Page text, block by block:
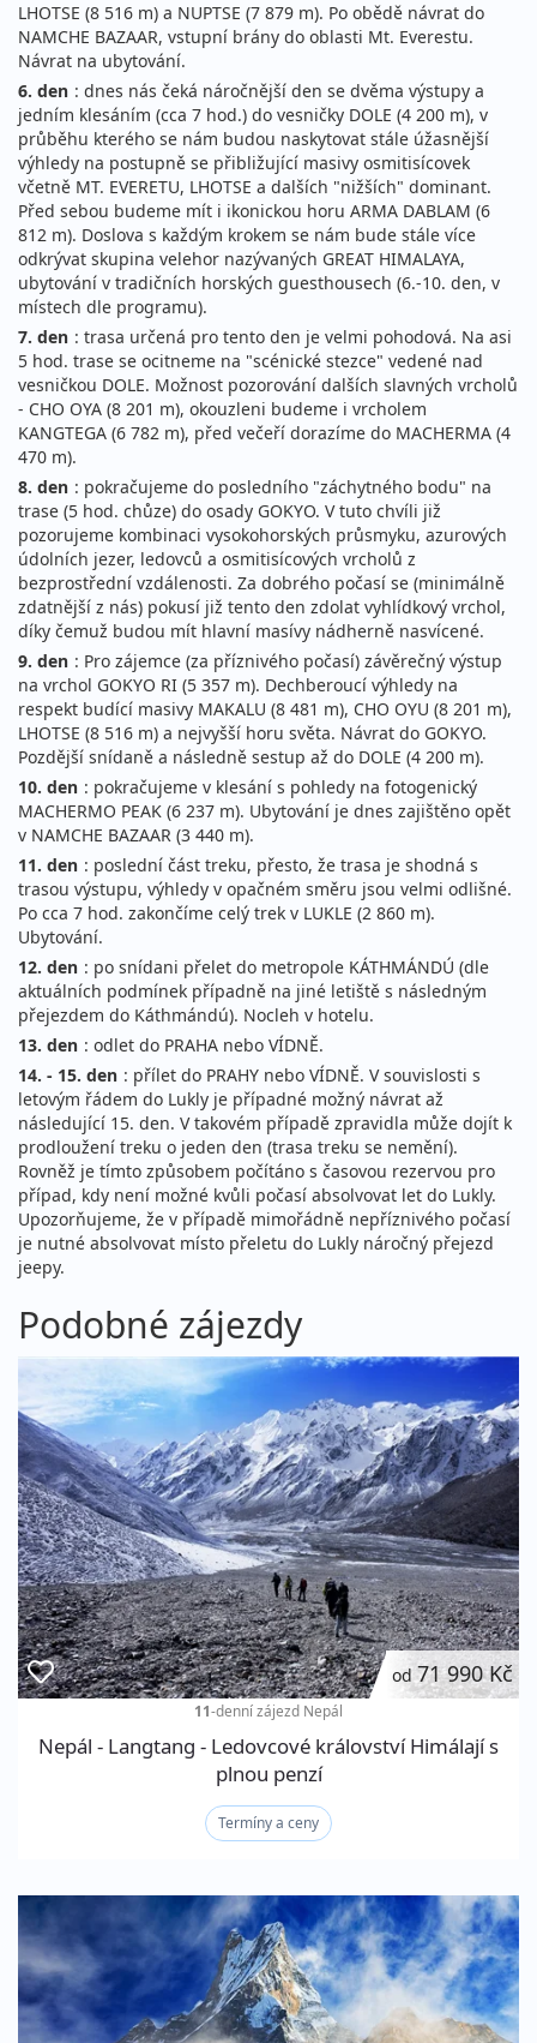
LHOTSE (8 516 m) a NUPTSE (7 879 m). Po obědě návrat do
NAMCHE BAZAAR, vstupní brány do oblasti Mt. Everestu.
Návrat na ubytování.
6. den : dnes nás čeká náročnější den se dvěma výstupy a
jedním klesáním (cca 7 hod.) do vesničky DOLE (4 200 m), v
průběhu kterého se nám budou naskytovat stále úžasnější
výhledy na postupně se přibližující masivy osmitisícovek
včetně MT. EVERETU, LHOTSE a dalších "nižších" dominant.
Před sebou budeme mít i ikonickou horu ARMA DABLAM (6
812 m). Doslova s každým krokem se nám bude stále více
odkrývat skupina velehor nazývaných GREAT HIMALAYA,
ubytování v tradičních horských guesthousech (6.-10. den, v
místech dle programu).
7. den : trasa určená pro tento den je velmi pohodová. Na asi
5 hod. trase se ocitneme na "scénické stezce" vedené nad
vesničkou DOLE. Možnost pozorování dalších slavných vrcholů
- CHO OYA (8 201 m), okouzleni budeme i vrcholem
KANGTEGA (6 782 m), před večeří dorazíme do MACHERMA (4
470 m).
8. den : pokračujeme do posledního "záchytného bodu" na
trase (5 hod. chůze) do osady GOKYO. V tuto chvíli již
pozorujeme kombinaci vysokohorských průsmyku, azurových
údolních jezer, ledovců a osmitisícových vrcholů z
bezprostřední vzdálenosti. Za dobrého počasí se (minimálně
zdatnější z nás) pokusí již tento den zdolat vyhlídkový vrchol,
díky čemuž budou mít hlavní masívy nádherně nasvícené.
9. den : Pro zájemce (za příznivého počasí) závěrečný výstup
na vrchol GOKYO RI (5 357 m). Dechberoucí výhledy na
respekt budící masivy MAKALU (8 481 m), CHO OYU (8 201 m),
LHOTSE (8 516 m) a nejvyšší horu světa. Návrat do GOKYO.
Pozdější snídaně a následně sestup až do DOLE (4 200 m).
10. den : pokračujeme v klesání s pohledy na fotogenický
MACHERMO PEAK (6 237 m). Ubytování je dnes zajištěno opět
v NAMCHE BAZAAR (3 440 m).
11. den : poslední část treku, přesto, že trasa je shodná s
trasou výstupu, výhledy v opačném směru jsou velmi odlišné.
Po cca 7 hod. zakončíme celý trek v LUKLE (2 860 m).
Ubytování.
12. den : po snídani přelet do metropole KÁTHMÁNDÚ (dle
aktuálních podmínek případně na jiné letiště s následným
přejezdem do Káthmándú). Nocleh v hotelu.
13. den : odlet do PRAHA nebo VÍDNĚ.
14. - 15. den : přílet do PRAHY nebo VÍDNĚ. V souvislosti s
letovým řádem do Lukly je případné možný návrat až
následující 15. den. V takovém případě zpravidla může dojít k
prodloužení treku o jeden den (trasa treku se nemění).
Rovněž je tímto způsobem počítáno s časovou rezervou pro
případ, kdy není možné kvůli počasí absolvovat let do Lukly.
Upozorňujeme, že v případě mimořádně nepříznivého počasí
je nutné absolvovat místo přeletu do Lukly náročný přejezd
jeepy.
Podobné zájezdy
od71 990 Kč
11-denní zájezd Nepál
Nepál - Langtang - Ledovcové království Himálají s
plnou penzí
Termíny a ceny